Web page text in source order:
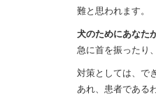
難と思われます。
犬のためにあなた
急に首を振ったり
対策としては、で
あれ、患者である